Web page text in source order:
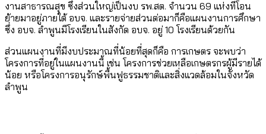
งานสาธารณสุข ซึ่งส่วนใหญ่เป็นงบ รพ.สต. จำนวน 69 แห่งที่โอน
ย้ายมาอยู่ภายใต้ อบจ. และรายจ่ายส่วนต่อมาก็คือแผนงานการศึกษา
ซึ่ง อบจ. ลำพูนมีโรงเรียนในสังกัด อบจ. อยู่ 10 โรงเรียนด้วยกัน
ส่วนแผนงานที่มีงบประมาณที่น้อยที่สุดก็คือ การเกษตร จะพบว่า
โครงการที่อยู่ในแผนงานนี้ เช่น โครงการช่วยเหลือเกษตรกรผู้มีรายได้
น้อย หรือโครงการอนุรักษ์พื้นฟูธรรมชาติและสิ่งแวดล้อมในจังหวัด
ลําพูน